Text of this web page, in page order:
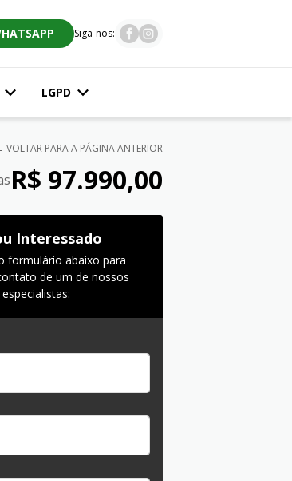
Siga-nos:
LGPD
VOLTAR PARA A PÁGINA ANTERIOR
R$ 97.990,00
Interessado
formulário abaixo para
de um de nossos
especialistas: